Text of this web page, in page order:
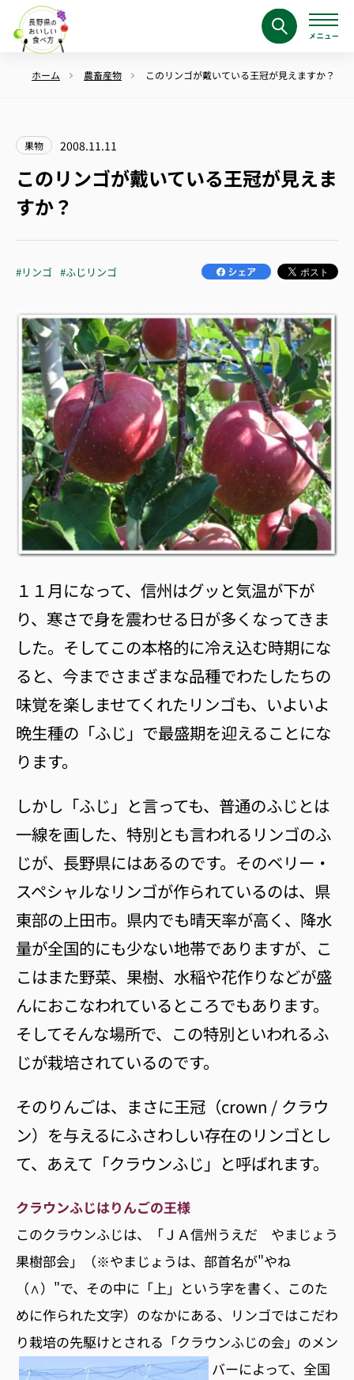
ホーム 農畜産物 このリンゴが戴いている王冠が見えますか？
果物 2008.11.11
このリンゴが戴いている王冠が見えま
すか？
#リンゴ #ふじリンゴ
１１月になって、信州はグッと気温が下が
り、寒さで身を震わせる日が多くなってきま
した。そしてこの本格的に冷え込む時期にな
ると、今までさまざまな品種でわたしたちの
味覚を楽しませてくれたリンゴも、いよいよ
晩生種の「ふじ」で最盛期を迎えることにな
ります。
しかし「ふじ」と言っても、普通のふじとは
一線を画した、特別とも言われるリンゴのふ
じが、長野県にはあるのです。そのベリー・
スペシャルなリンゴが作られているのは、県
東部の上田市。県内でも晴天率が高く、降水
量が全国的にも少ない地帯でありますが、こ
こはまた野菜、果樹、水稲や花作りなどが盛
んにおこなわれているところでもあります。
そしてそんな場所で、この特別といわれるふ
じが栽培されているのです。
そのりんごは、まさに王冠（crown / クラウ
ン）を与えるにふさわしい存在のリンゴとし
て、あえて「クラウンふじ」と呼ばれます。
クラウンふじはりんごの王様
このクラウンふじは、「ＪＡ信州うえだ やまじょう
果樹部会」（※やまじょうは、部首名が"やね
（∧）"で、その中に「上」という字を書く、このた
めに作られた文字）のなかにある、リンゴではこだわ
り栽培の先駆けとされる 「クラウンふじの会」のメン
バーによって、全国